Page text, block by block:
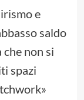
e
saldo
non si
spazi